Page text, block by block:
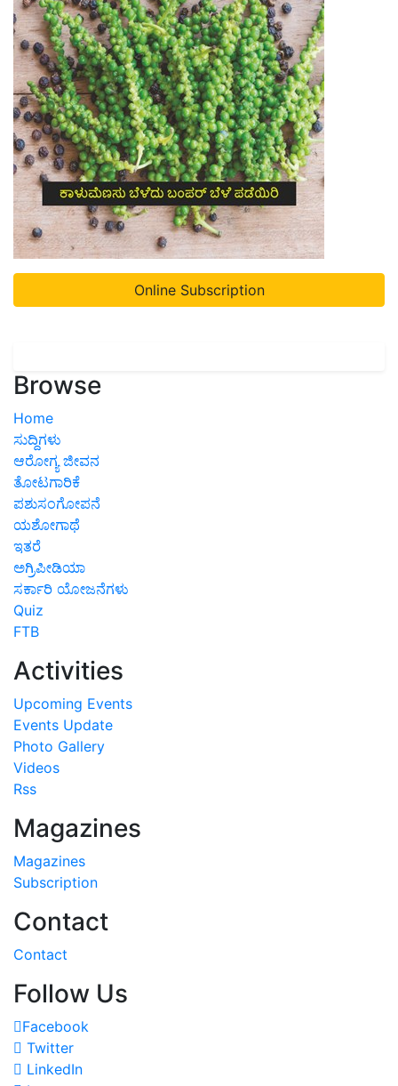
Online Subscription
Browse
Home
ಸುದ್ದಿಗಳು
ಆರೋಗ್ಯ ಜೀವನ
ತೋಟಗಾರಿಕೆ
ಪಶುಸಂಗೋಪನೆ
ಯಶೋಗಾಥೆ
ಇತರೆ
ಅಗ್ರಿಪೀಡಿಯಾ
ಸರ್ಕಾರಿ ಯೋಜನೆಗಳು
Quiz
FTB
Activities
Upcoming Events
Events Update
Photo Gallery
Videos
Rss
Magazines
Magazines
Subscription
Contact
Contact
Follow Us
Facebook
Twitter
LinkedIn